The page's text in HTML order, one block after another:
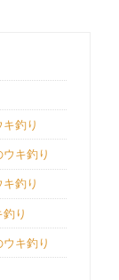
釣り
キ釣り
釣り
り
キ釣り